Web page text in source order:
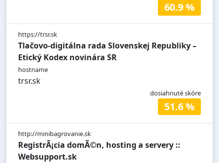
60.9 %
https://trsr.sk
Tlačovo-digitálna rada Slovenskej Republiky –
Etický Kodex novinára SR
hostname
trsr.sk
dosiahnuté skóre
51.6 %
http://minibagrovanie.sk
RegistrÃ¡cia domÃ©n, hosting a servery ::
Websupport.sk